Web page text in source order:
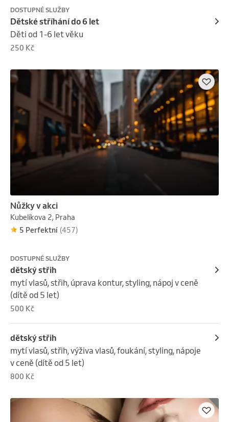
DOSTUPNÉ SLUŽBY
Dětské stříhání do 6 let
Děti od 1-6 let věku
250 Kč
Nůžky v akci
Kubelíkova 2, Praha
5 Perfektní (457)
DOSTUPNÉ SLUŽBY
dětský střih
mytí vlasů, střih, úprava kontur, styling, nápoj v ceně
(dítě od 5 let)
500 Kč
dětský střih
mytí vlasů, střih, výživa vlasů, foukání, styling, nápoje
v ceně (dítě od 5 let)
800 Kč